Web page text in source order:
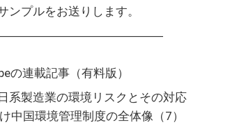
プルをお送りします。
の連載記事（有料版）
製造業の環境リスクとその対応
国環境管理制度の全体像（7）